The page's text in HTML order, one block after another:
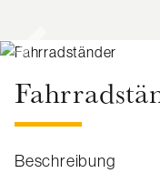
Beschreibung